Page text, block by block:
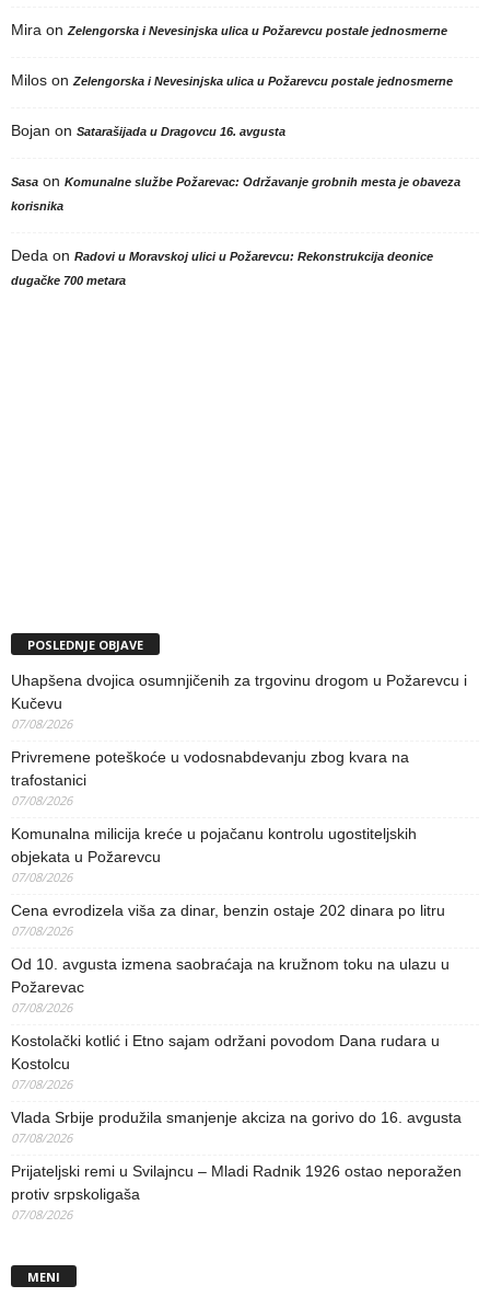
Mira on Zelengorska i Nevesinjska ulica u Požarevcu postale jednosmerne
Milos on Zelengorska i Nevesinjska ulica u Požarevcu postale jednosmerne
Bojan on Satarašijada u Dragovcu 16. avgusta
Sasa on Komunalne službe Požarevac: Održavanje grobnih mesta je obaveza
korisnika
Deda on Radovi u Moravskoj ulici u Požarevcu: Rekonstrukcija deonice
dugačke 700 metara
POSLEDNJE OBJAVE
Uhapšena dvojica osumnjičenih za trgovinu drogom u Požarevcu i
Kučevu
07/08/2026
Privremene poteškoće u vodosnabdevanju zbog kvara na
trafostanici
07/08/2026
Komunalna milicija kreće u pojačanu kontrolu ugostiteljskih
objekata u Požarevcu
07/08/2026
Cena evrodizela viša za dinar, benzin ostaje 202 dinara po litru
07/08/2026
Od 10. avgusta izmena saobraćaja na kružnom toku na ulazu u
Požarevac
07/08/2026
Kostolački kotlić i Etno sajam održani povodom Dana rudara u
Kostolcu
07/08/2026
Vlada Srbije produžila smanjenje akciza na gorivo do 16. avgusta
07/08/2026
Prijateljski remi u Svilajncu – Mladi Radnik 1926 ostao neporažen
protiv srpskoligaša
07/08/2026
MENI